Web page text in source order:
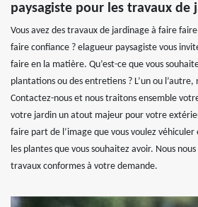
paysagiste pour les travaux de
Vous avez des travaux de jardinage à faire faire
faire confiance ? elagueur paysagiste vous
faire en la matière. Qu’est-ce que vous
plantations ou des entretiens ? L’un ou l’autre,
Contactez-nous et nous traitons ensemble
votre jardin un atout majeur pour votre
faire part de l’image que vous voulez
les plantes que vous souhaitez avoir. Nous
travaux conformes à votre demande.